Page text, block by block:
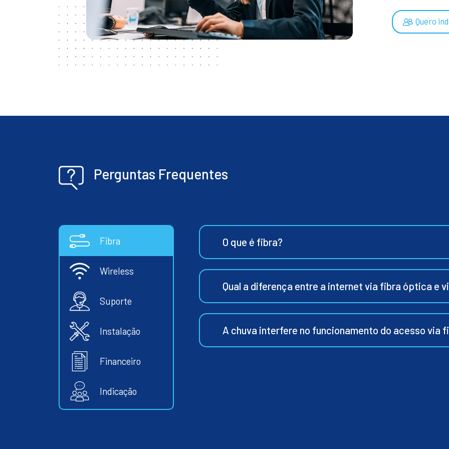
Quero
Perguntas Frequentes
Fibra
Wireless
Suporte
Instalação
Financeiro
Indicação
O que é fibra?
Qual a diferença entre a internet via fibra óptica e
A chuva interfere no funcionamento do acesso via